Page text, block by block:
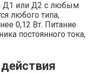
Д1 или Д2 с любым
любого типа,
0,12 Вт. Питание
постоянного тока,